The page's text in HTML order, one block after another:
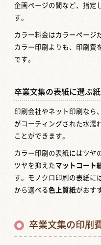
企画ページの間など、指定
す。
カラー料金はカラーページ
カラー印刷よりも、印刷費
です。
卒業文集の表紙に選ぶ紙
印刷会社やネット印刷なら
がコーティングされた水濡
ことができます。
カラー印刷の表紙にはツヤ
ツヤを抑えた マットコート
す。モノクロ印刷の表紙に
から選べる色上質紙がおす
卒業文集の印刷